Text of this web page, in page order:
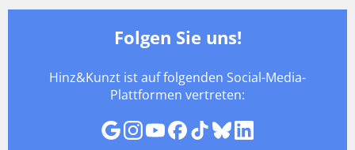
Folgen Sie uns!
Hinz&Kunzt ist auf folgenden Social-Media-
Plattformen vertreten: